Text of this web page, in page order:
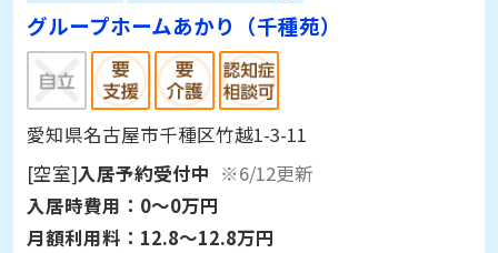
グループホームあかり（千種苑）
愛知県名古屋市千種区竹越1-3-11
[空室]入居予約受付中 ※6/12更新
入居時費用： 0～0万円
月額利用料： 12.8～12.8万円